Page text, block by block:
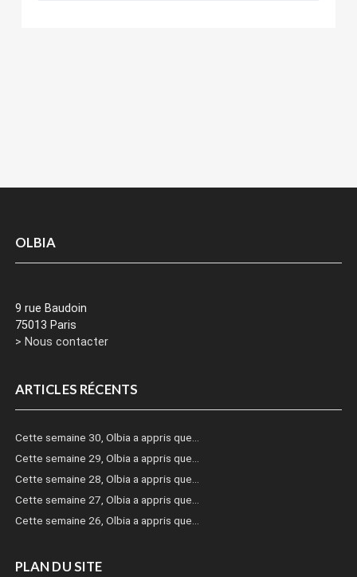
OLBIA
9 rue Baudoin
75013 Paris
> Nous contacter
ARTICLES RÉCENTS
Cette semaine 30, Olbia a appris que…
Cette semaine 29, Olbia a appris que…
Cette semaine 28, Olbia a appris que…
Cette semaine 27, Olbia a appris que…
Cette semaine 26, Olbia a appris que…
PLAN DU SITE